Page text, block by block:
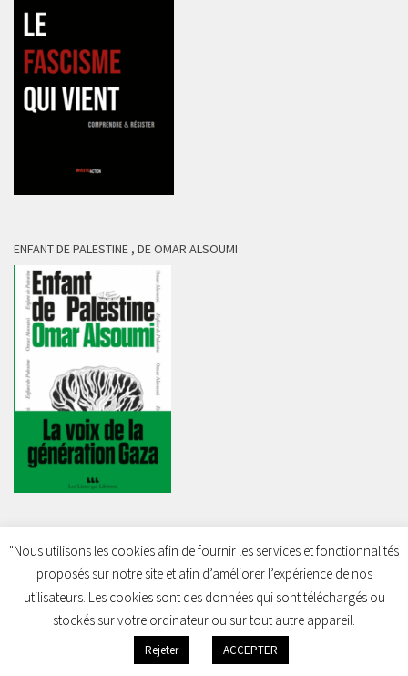
ENFANT DE PALESTINE , DE OMAR ALSOUMI
Charleroi Pour la Palestine © 2026. Tous droits réservés.
"Nous utilisons les cookies afin de fournir les services et fonctionnalités
proposés sur notre site et afin d’améliorer l’expérience de nos
utilisateurs. Les cookies sont des données qui sont téléchargés ou
stockés sur votre ordinateur ou sur tout autre appareil.
Rejeter ACCEPTER